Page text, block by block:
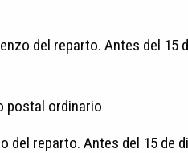
del reparto. Antes del 15
postal ordinario
del reparto. Antes del 15 de